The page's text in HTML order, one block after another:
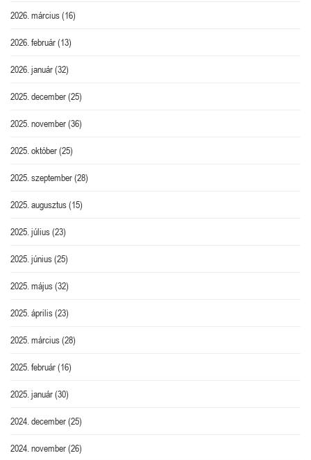
2026. március(16)
2026. február(13)
2026. január(32)
2025. december(25)
2025. november(36)
2025. október(25)
2025. szeptember(28)
2025. augusztus(15)
2025. július(23)
2025. június(25)
2025. május(32)
2025. április(23)
2025. március(28)
2025. február(16)
2025. január(30)
2024. december(25)
2024. november(26)